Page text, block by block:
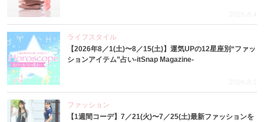
2026.8.4
ライフスタイル
【2026年8／1(土)〜8／15(土)】運気UPの12星座別“ファッ
ションアイテム”占い-itSnap Magazine-
2026.8.1
ファッション
【1週間コーデ】7／21(火)〜7／25(土)最新ファッションを